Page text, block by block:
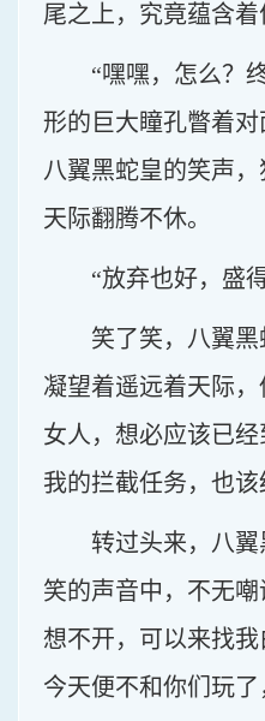
尾之上，究竟蕴含着
“嘿嘿，怎么？
形的巨大瞳孔瞥着对
八翼黑蛇皇的笑声
天际翻腾不休。
“放弃也好，盛
笑了笑，八翼
凝望着遥远着天际
女人，想必应该已经
我的拦截任务，也
转过头来，八
笑的声音中，不无
想不开，可以来找我
今天便不和你们玩